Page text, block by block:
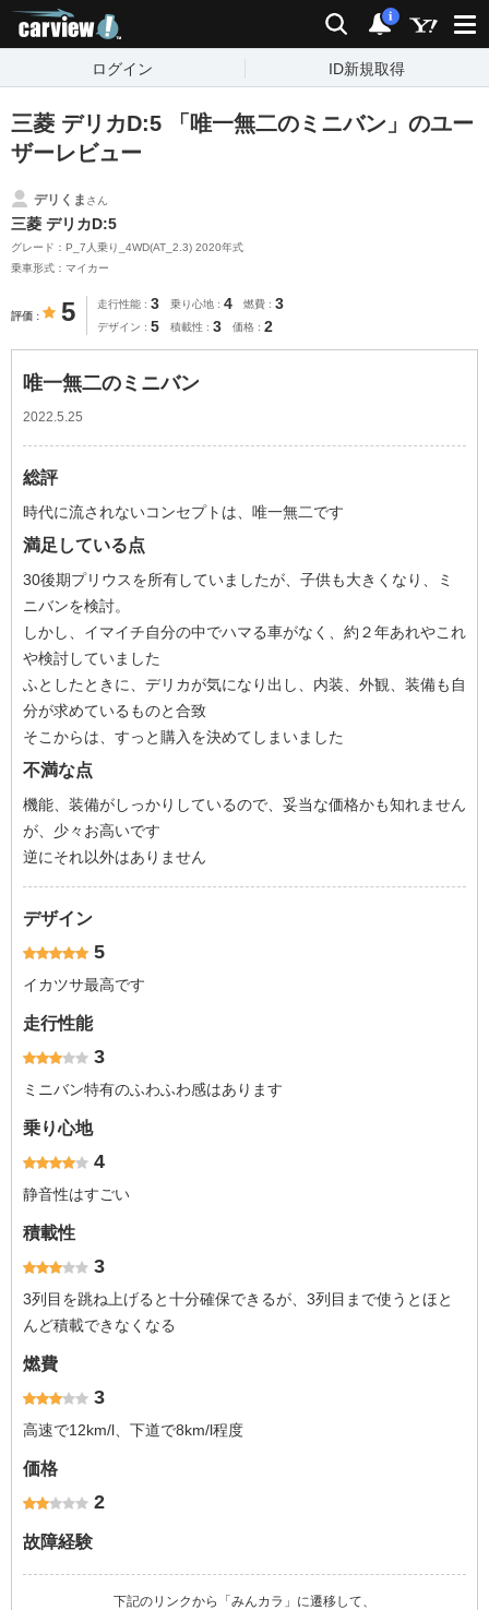
検索 通知
i
ログイン ID新規取得
三菱 デリカD:5 「唯一無二のミニバン」のユー
ザーレビュー
デリくま さん
三菱 デリカD:5
グレード：P_7人乗り_4WD(AT_2.3) 2020年式
乗車形式：マイカー
評価 5 走行性能 3 乗り心地 4 燃費 3
デザイン 5 積載性 3 価格 2
唯一無二のミニバン
2022.5.25
総評
時代に流されないコンセプトは、唯一無二です
満足している点
30後期プリウスを所有していましたが、子供も大きくなり、ミ
ニバンを検討。
しかし、イマイチ自分の中でハマる車がなく、約２年あれやこれ
や検討していました
ふとしたときに、デリカが気になり出し、内装、外観、装備も自
分が求めているものと合致
そこからは、すっと購入を決めてしまいました
不満な点
機能、装備がしっかりしているので、妥当な価格かも知れません
が、少々お高いです
逆にそれ以外はありません
デザイン
5
イカツサ最高です
走行性能
3
ミニバン特有のふわふわ感はあります
乗り心地
4
静音性はすごい
積載性
3
3列目を跳ね上げると十分確保できるが、3列目まで使うとほと
んど積載できなくなる
燃費
3
高速で12km/l、下道で8km/l程度
価格
2
故障経験
下記のリンクから「みんカラ」に遷移して、